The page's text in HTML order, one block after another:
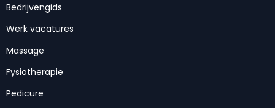
Bedrijvengids
Werk vacatures
Massage
Fysiotherapie
Pedicure